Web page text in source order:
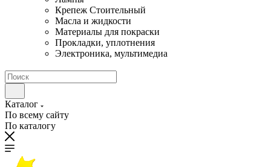
Крепеж Стоительный
Масла и жидкости
Материалы для покраски
Прокладки, уплотнения
Электроника, мультимедиа
Каталог
По всему сайту
По каталогу